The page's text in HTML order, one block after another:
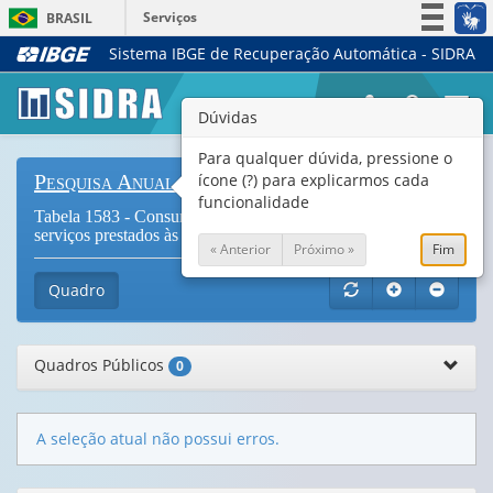
BRASIL
Serviços
Simplifique!
Legislação
Canais
Sistema IBGE de Recuperação Automática - SIDRA
Pesquisa Anual de Serviços
Tabela 1583 - Consumo intermediário das atividades de
serviços prestados às empresas
Quadro
Quadros Públicos 0
A seleção atual não possui erros.
Dúvidas
Para qualquer dúvida, pressione o
ícone (?) para explicarmos cada
funcionalidade
« Anterior Próximo » Fim